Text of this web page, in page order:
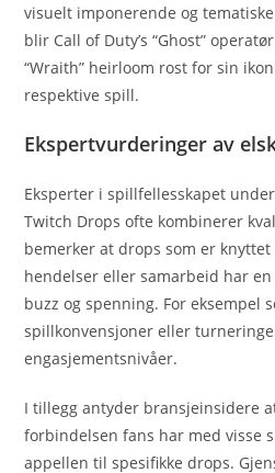
visuelt imponerende og
blir Call of Duty’s “Ghost”
“Wraith” heirloom rost for sin
respektive spill.
Ekspertvurderinger av
Eksperter i spillfellesskapet
Twitch Drops ofte kombinerer
bemerker at drops som er
hendelser eller samarbeid har
buzz og spenning. For eksempel
spillkonvensjoner eller
engasjementsnivåer.
I tillegg antyder bransjeinsidere
forbindelsen fans har med visse
appellen til spesifikke drops.